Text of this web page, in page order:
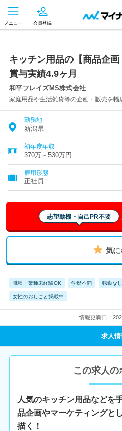
メニュー 会員登録
キッチン用品の【商品企
賞与実績4.9ヶ月
和平フレイズMS株式会社
家庭用品や生活雑貨等の企画・販売を幅
勤務地
新潟県
初年度年収
370万～530万円
雇用形態
正社員
志望動機・自己PR不要
気に
職種・業種未経験OK 学歴不問 転勤なし
女性のおしごと掲載中
情報更新日：
求人情
この求人の
人気のキッチン用品などを
品企画やマーケティングと
描く！